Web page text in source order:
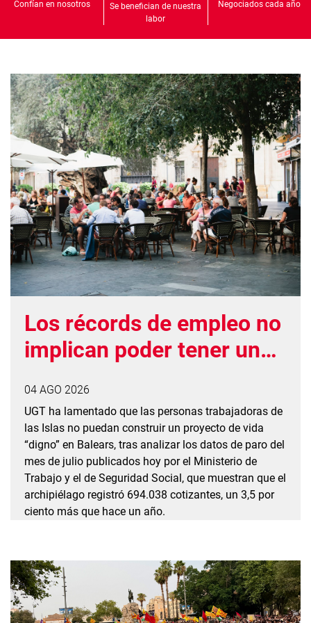
Confían en nosotros
Se benefician de nuestra
labor
Negociados cada año
Los récords de empleo no
implican poder tener un
Balears
04 AGO 2026
UGT ha lamentado que las personas trabajadoras de
las Islas no puedan construir un proyecto de vida
“digno” en Balears, tras analizar los datos de paro del
mes de julio publicados hoy por el Ministerio de
Trabajo y el de Seguridad Social, que muestran que el
archipiélago registró 694.038 cotizantes, un 3,5 por
ciento más que hace un año.